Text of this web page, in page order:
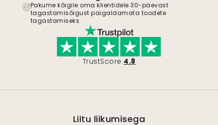
Pakume kõigile oma klientidele 30-päevast
tagastamisõigust paigaldamata toodete
tagastamiseks.
TrustScore 4.8
Liitu liikumisega